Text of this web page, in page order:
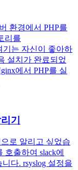
환경에서 PHP를
리를
기는 자신이 좋아하
설치가 완료되었
에서 PHP를 실
기
로 알리고 싶었습
호출하여 slack에
다. rsyslog 설정을